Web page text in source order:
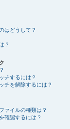
はどうして？
？
チするには？
チを解除するには？
ァイルの種類は？
確認するには？